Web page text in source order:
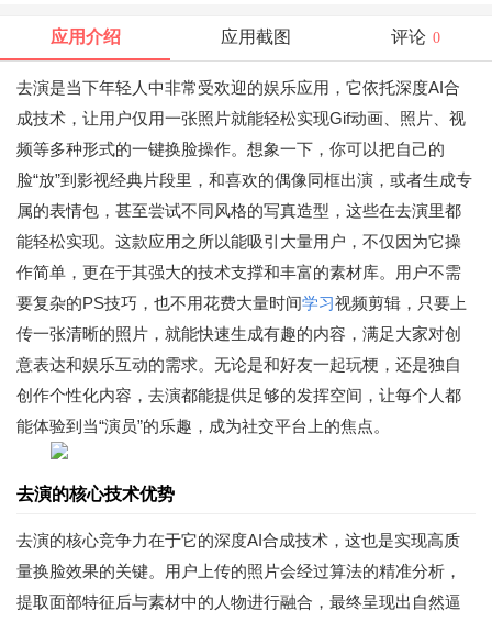
应用介绍 应用截图 评论 0
去演是当下年轻人中非常受欢迎的娱乐应用，它依托深度AI合
成技术，让用户仅用一张照片就能轻松实现Gif动画、照片、视
频等多种形式的一键换脸操作。想象一下，你可以把自己的
脸“放”到影视经典片段里，和喜欢的偶像同框出演，或者生成专
属的表情包，甚至尝试不同风格的写真造型，这些在去演里都
能轻松实现。这款应用之所以能吸引大量用户，不仅因为它操
作简单，更在于其强大的技术支撑和丰富的素材库。用户不需
要复杂的PS技巧，也不用花费大量时间学习视频剪辑，只要上
传一张清晰的照片，就能快速生成有趣的内容，满足大家对创
意表达和娱乐互动的需求。无论是和好友一起玩梗，还是独自
创作个性化内容，去演都能提供足够的发挥空间，让每个人都
能体验到当“演员”的乐趣，成为社交平台上的焦点。
去演的核心技术优势
去演的核心竞争力在于它的深度AI合成技术，这也是实现高质
量换脸效果的关键。用户上传的照片会经过算法的精准分析，
提取面部特征后与素材中的人物进行融合，最终呈现出自然逼